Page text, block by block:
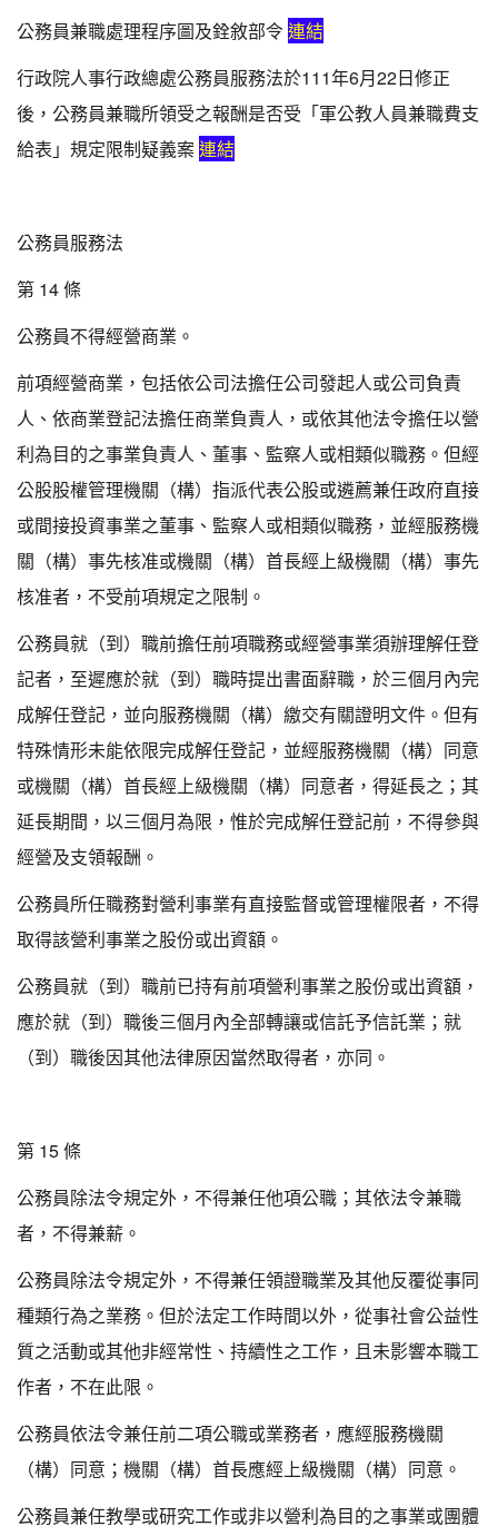
公務員兼職處理程序圖及銓敘部令 連結
行政院人事行政總處公務員服務法於111年6月22日修正
後，公務員兼職所領受之報酬是否受「軍公教人員兼職費支
給表」規定限制疑義案連結
公務員服務法
第 14 條
公務員不得經營商業。
前項經營商業，包括依公司法擔任公司發起人或公司負責
人、依商業登記法擔任商業負責人，或依其他法令擔任以營
利為目的之事業負責人、董事、監察人或相類似職務。但經
公股股權管理機關（構）指派代表公股或遴薦兼任政府直接
或間接投資事業之董事、監察人或相類似職務，並經服務機
關（構）事先核准或機關（構）首長經上級機關（構）事先
核准者，不受前項規定之限制。
公務員就（到）職前擔任前項職務或經營事業須辦理解任登
記者，至遲應於就（到）職時提出書面辭職，於三個月內完
成解任登記，並向服務機關（構）繳交有關證明文件。但有
特殊情形未能依限完成解任登記，並經服務機關（構）同意
或機關（構）首長經上級機關（構）同意者，得延長之；其
延長期間，以三個月為限，惟於完成解任登記前，不得參與
經營及支領報酬。
公務員所任職務對營利事業有直接監督或管理權限者，不得
取得該營利事業之股份或出資額。
公務員就（到）職前已持有前項營利事業之股份或出資額，
應於就（到）職後三個月內全部轉讓或信託予信託業；就
（到）職後因其他法律原因當然取得者，亦同。
第 15 條
公務員除法令規定外，不得兼任他項公職；其依法令兼職
者，不得兼薪。
公務員除法令規定外，不得兼任領證職業及其他反覆從事同
種類行為之業務。但於法定工作時間以外，從事社會公益性
質之活動或其他非經常性、持續性之工作，且未影響本職工
作者，不在此限。
公務員依法令兼任前二項公職或業務者，應經服務機關
（構）同意；機關（構）首長應經上級機關（構）同意。
公務員兼任教學或研究工作或非以營利為目的之事業或團體